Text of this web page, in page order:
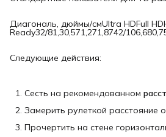
Диагональ, дюймы/смUltra HDFull
Ready32/81,30,571,271,8742/
Следующие действия:
Сесть на рекомендованном
Замерить рулеткой расстояние
Прочертить на стене